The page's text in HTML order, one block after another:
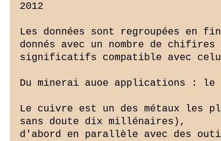
2012
Les données sont regroupées en
donnés avec un nombre de chifires
significatifs compatible avec
Du minerai auoe applications : le
Le cuivre est un des métaux les
sans doute dix millénaires),
d'abord en parallèle avec des